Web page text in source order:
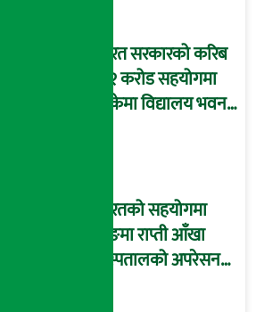
भारत सरकारको करिब
३.२ करोड सहयोगमा
बाँकेमा विद्यालय भवन
भारतको सहयोगमा
दाङमा राप्ती आँखा
अस्पतालको अपरेसन